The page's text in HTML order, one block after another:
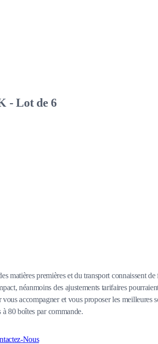
- Lot de 6
matières premières et du transport connaissent
néanmoins des ajustements tarifaires
accompagner et vous proposer les meilleures
80 boîtes par commande.
Nous